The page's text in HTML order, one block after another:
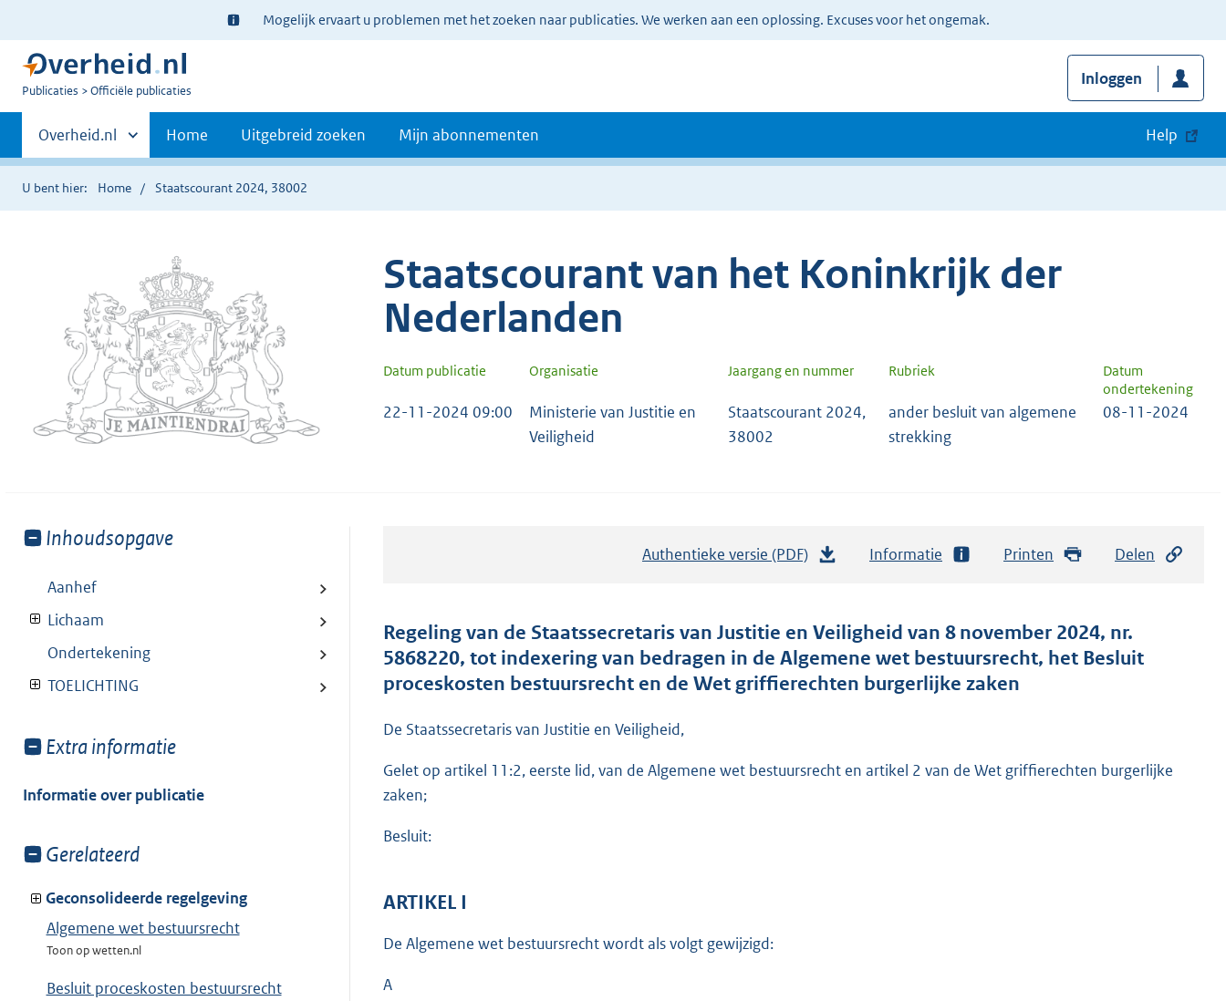
Ter
informatie:
Mogelijk ervaart u problemen met het zoeken naar publicaties. We werken aan een oplossing. Excuses voor het ongemak.
U
Publicaties Officiële publicaties
Inloggen
Primaire
navigatie
Andere
sites
binnen
Overheid.nl Home Uitgebreid zoeken Mijn abonnementen Help
U bent hier: Home Staatscourant 2024, 38002
Staatscourant van het Koninkrijk der
Nederlanden
Datum publicatie Organisatie Jaargang en nummer Rubriek
Datum
ondertekening
22-11-2024 09:00
Ministerie van Justitie en
Veiligheid
Staatscourant 2024,
38002
ander besluit van algemene
strekking
08-11-2024
Toon
van:
Inhoudsopgave
Aanhef
Lichaam
Ondertekening
TOELICHTING
Toon
van:
Extra informatie
Informatie over publicatie
Toon
van:
Gerelateerd
Geconsolideerde regelgeving
Algemene wet bestuursrecht
Toon op wetten.nl
Besluit proceskosten bestuursrecht
Authentieke versie (PDF)
t
a
n
r
Informatie Printen Delen
Regeling van de Staatssecretaris van Justitie en Veiligheid van 8 november 2024, nr.
5868220, tot indexering van bedragen in de Algemene wet bestuursrecht, het Besluit
proceskosten bestuursrecht en de Wet griffierechten burgerlijke zaken
De Staatssecretaris van Justitie en Veiligheid,
Gelet op artikel 11:2, eerste lid, van de Algemene wet bestuursrecht en artikel 2 van de Wet griffierechten burgerlijke
zaken;
Besluit:
ARTIKEL I
De Algemene wet bestuursrecht wordt als volgt gewijzigd:
A